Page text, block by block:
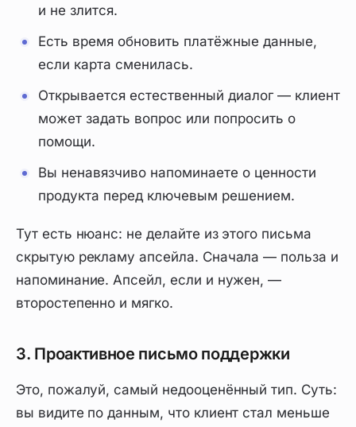
и не злится.
Есть время обновить платёжные данные,
если карта сменилась.
Открывается естественный диалог — клиент
может задать вопрос или попросить о
помощи.
Вы ненавязчиво напоминаете о ценности
продукта перед ключевым решением.
Тут есть нюанс: не делайте из этого письма
скрытую рекламу апсейла. Сначала — польза и
напоминание. Апсейл, если и нужен, —
второстепенно и мягко.
3. Проактивное письмо поддержки
Это, пожалуй, самый недооценённый тип. Суть:
вы видите по данным, что клиент стал меньше